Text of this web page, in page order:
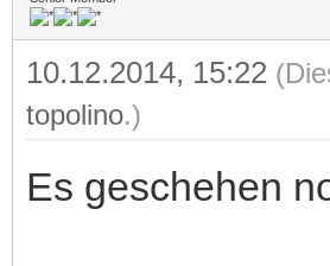
10.12.2014, 15:22
topolino.)
Es geschehen